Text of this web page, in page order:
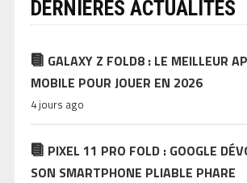
DERNIÈRES ACTUALITÉS
GALAXY Z FOLD8 : LE MEILLEUR
MOBILE POUR JOUER EN 2026
4 jours ago
PIXEL 11 PRO FOLD : GOOGLE
SON SMARTPHONE PLIABLE PHARE